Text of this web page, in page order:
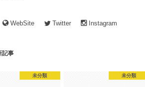
WebSite Twitter Instagram
記事
未分類 未分類